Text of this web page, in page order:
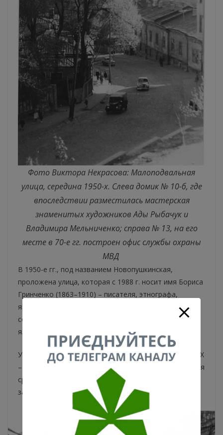
Фото Виктора Некрасова: Малоподвальная
улица, середина 1950-х. Слева домик № 10-б, где
впоследствии разместилась мастерская
знаменитых художников Ады Рыбачук и
Владимира Мельниченко; справа № 13, на его
месте в 70-е гг. построен офис службы охраны
МВД
В 1950-е гг., под названием Новопушкинская,
проложена улица, которая с 1988 г. носит имя Бориса
Гринченко (1863–1910) – писателя, этнографа,
языковеда, который с 1902 г. работал в Киеве, был
составителем знаменитого Словаря украинского
языка» в 4-х томах, 1907-1909 гг.
Украшением здешних улочек являются дома конца ХІХ
– начала ХХ ст. К сожалению, историко-архитектурная
среда обезображена более поздней бестолковой
застройкой.